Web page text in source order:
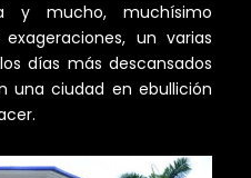
y mucho, muchísimo
un varias
días más descansados
una ciudad en ebullición